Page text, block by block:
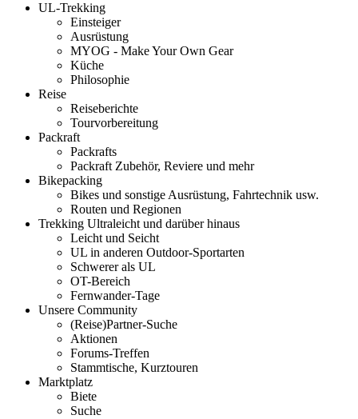
UL-Trekking
Einsteiger
Ausrüstung
MYOG - Make Your Own Gear
Küche
Philosophie
Reise
Reiseberichte
Tourvorbereitung
Packraft
Packrafts
Packraft Zubehör, Reviere und mehr
Bikepacking
Bikes und sonstige Ausrüstung, Fahrtechnik usw.
Routen und Regionen
Trekking Ultraleicht und darüber hinaus
Leicht und Seicht
UL in anderen Outdoor-Sportarten
Schwerer als UL
OT-Bereich
Fernwander-Tage
Unsere Community
(Reise)Partner-Suche
Aktionen
Forums-Treffen
Stammtische, Kurztouren
Marktplatz
Biete
Suche